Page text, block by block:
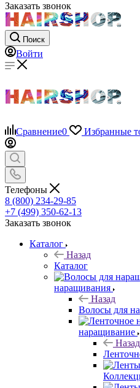
Заказать звонок
Поиск
Войти
Сравнение0 Избранные
Телефоны
8 (800) 234-29-85
+7 (499) 350-62-13
Заказать звонок
Каталог
Назад
Каталог
наращивания
Назад
Волосы для
наращивание
Назад